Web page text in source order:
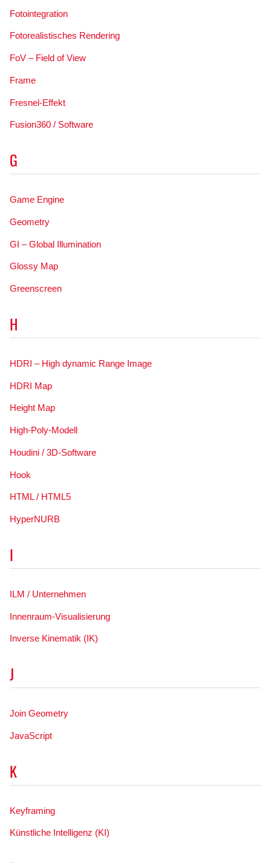
Fotointegration
Fotorealistisches Rendering
FoV – Field of View
Frame
Fresnel-Effekt
Fusion360 / Software
G
Game Engine
Geometry
GI – Global Illumination
Glossy Map
Greenscreen
H
HDRI – High dynamic Range Image
HDRI Map
Height Map
High-Poly-Modell
Houdini / 3D-Software
Hook
HTML / HTML5
HyperNURB
I
ILM / Unternehmen
Innenraum-Visualisierung
Inverse Kinematik (IK)
J
Join Geometry
JavaScript
K
Keyframing
Künstliche Intelligenz (KI)